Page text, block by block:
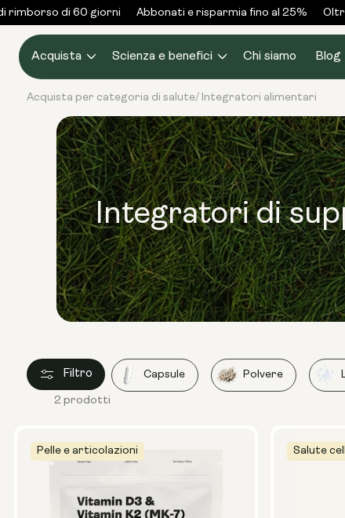
Vai al
contenuto
di 60 giorni Abbonati e risparmia fino al 25%
Acquista Scienza e benefici Chi siamo Blog
Acquista per categoria di salute/ Integratori alimentari
Integratori di
Filtro Capsule Polvere
2 prodotti
Pelle e articolazioni Salute